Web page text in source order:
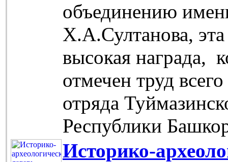
объединению
Х.А.Султанова, эта
высокая награда,
отмечен труд
отряда
Республики
Историко-